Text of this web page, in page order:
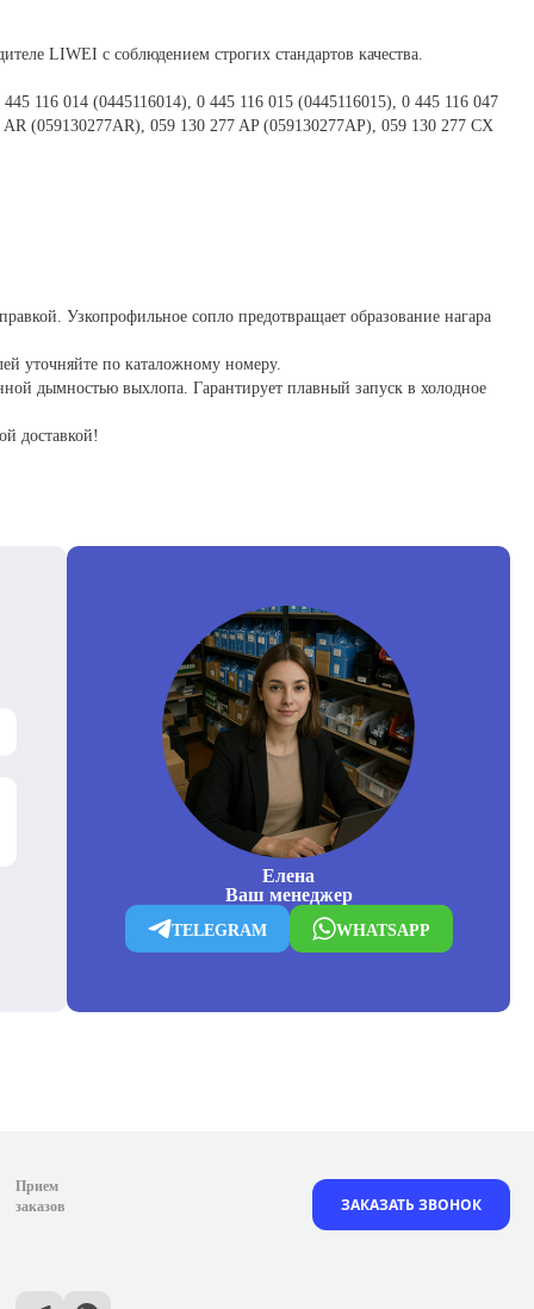
LIWEI с соблюдением строгих стандартов качества.
116 014 (0445116014), 0 445 116 015 (0445116015), 0 445 116 047
(059130277AR), 059 130 277 AP (059130277AP), 059 130 277 CX
Узкопрофильное сопло предотвращает образование нагара
уточняйте по каталожному номеру.
дымностью выхлопа. Гарантирует плавный запуск в холодное
доставкой!
Елена
Ваш менеджер
TELEGRAM WHATSAPP
Прием
заказов
ЗАКАЗАТЬ ЗВОНОК